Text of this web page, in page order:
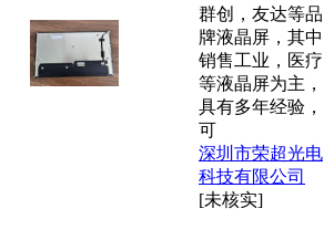
群创，友达等品
牌液晶屏，其中
销售工业，医疗
等液晶屏为主，
具有多年经验，
可
深圳市荣超光电
科技有限公司
[未核实]